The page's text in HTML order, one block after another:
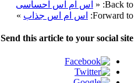
Back to:
« اس ام اس احساسی
Forward to:
اس ام اس جذاب »
Send this article to your social site